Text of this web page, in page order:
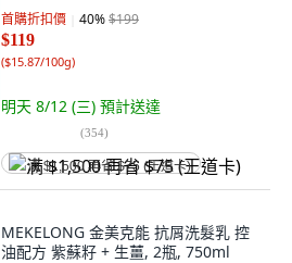
首購折扣價 40%$199
$119
($15.87/100g)
明天 8/12 (三) 預計送達
(354)
满 $1,500 再省 $75 (王道卡)
MEKELONG 金美克能 抗屑洗髮乳 控
油配方 紫蘇籽 + 生薑, 2瓶, 750ml